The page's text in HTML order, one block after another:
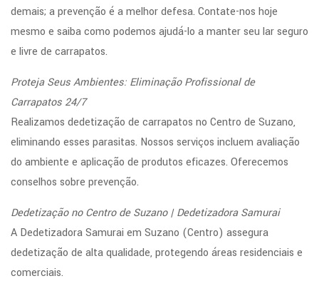
demais; a prevenção é a melhor defesa. Contate-nos hoje
mesmo e saiba como podemos ajudá-lo a manter seu lar seguro
e livre de carrapatos.
Proteja Seus Ambientes: Eliminação Profissional de
Carrapatos 24/7
Realizamos dedetização de carrapatos no Centro de Suzano,
eliminando esses parasitas. Nossos serviços incluem avaliação
do ambiente e aplicação de produtos eficazes. Oferecemos
conselhos sobre prevenção.
Dedetização no Centro de Suzano | Dedetizadora Samurai
A Dedetizadora Samurai em Suzano (Centro) assegura
dedetização de alta qualidade, protegendo áreas residenciais e
comerciais.